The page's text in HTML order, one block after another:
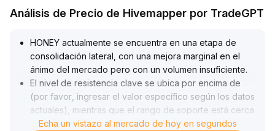
Análisis de Precio de Hivemapper por TradeGPT
HONEY actualmente se encuentra en una etapa de
consolidación lateral, con una mejora marginal en el
ánimo del mercado pero con un volumen insuficiente.
El nivel de resistencia clave se ubica por encima de
(por favor, ingresar el valor específico según los datos
actuales), mientras que el rango de soporte está cerca
del reciente mínimo de la zona de consolidación
Echa un vistazo al mercado de hoy en segundos